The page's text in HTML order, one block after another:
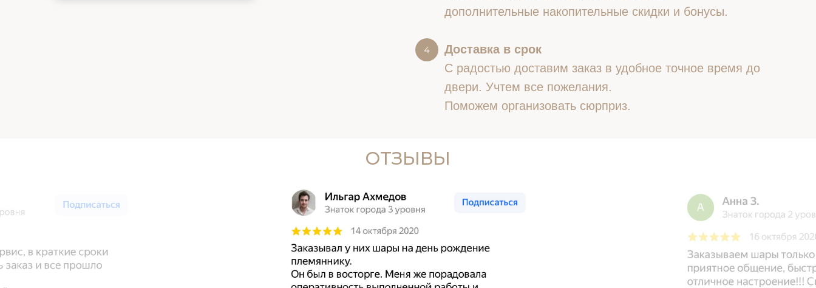
дополнительные накопительные скидки и бонусы.
Доставка в срок
С радостью доставим заказ в удобное точное время до
двери. Учтем все пожелания.
Поможем организовать сюрприз.
ОТЗЫВЫ